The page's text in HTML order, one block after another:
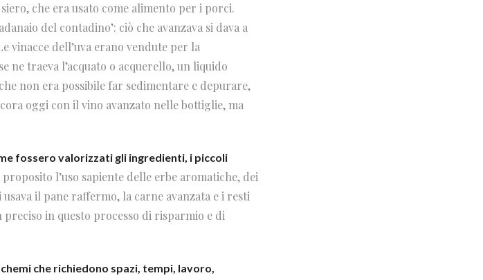
che era usato come alimento per i porci.
del contadino’: ciò che avanzava si dava a
vinacce dell’uva erano vendute per la
ne traeva l’acquato o acquerello, un liquido
non era possibile far sedimentare e depurare,
oggi con il vino avanzato nelle bottiglie, ma
fossero valorizzati gli ingredienti, i piccoli
proposito l’uso sapiente delle erbe aromatiche, dei
il pane raffermo, la carne avanzata e i resti
in questo processo di risparmio e di
che richiedono spazi, tempi, lavoro,